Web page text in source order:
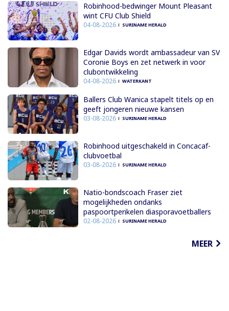
Robinhood-bedwinger Mount Pleasant
wint CFU Club Shield
04-08-2026 SURINAME HERALD
Edgar Davids wordt ambassadeur van SV
Coronie Boys en zet netwerk in voor
clubontwikkeling
04-08-2026 WATERKANT
Ballers Club Wanica stapelt titels op en
geeft jongeren nieuwe kansen
03-08-2026 SURINAME HERALD
Robinhood uitgeschakeld in Concacaf-
clubvoetbal
03-08-2026 SURINAME HERALD
Natio-bondscoach Fraser ziet
mogelijkheden ondanks
paspoortperikelen diasporavoetballers
02-08-2026 SURINAME HERALD
MEER